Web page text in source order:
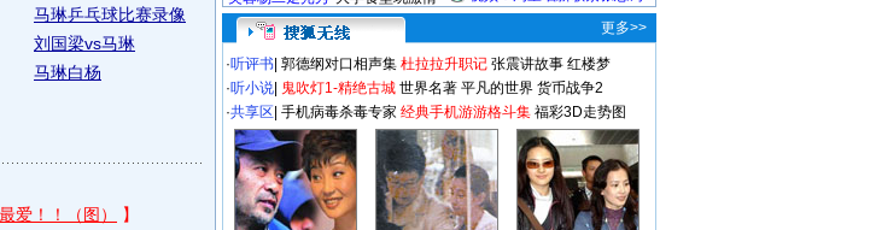
马琳乒乓球比赛录像
刘国梁vs马琳
马琳白杨
更多>>
·听评书 郭德纲对口相声集 杜拉拉升职记 张震讲故事 红楼梦
·听小说 鬼吹灯1-精绝古城 世界名著 平凡的世界 货币战争2
·共享区 手机病毒杀毒专家 经典手机游游格斗集 福彩3D走势图